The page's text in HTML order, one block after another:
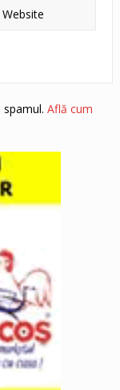
Află cum